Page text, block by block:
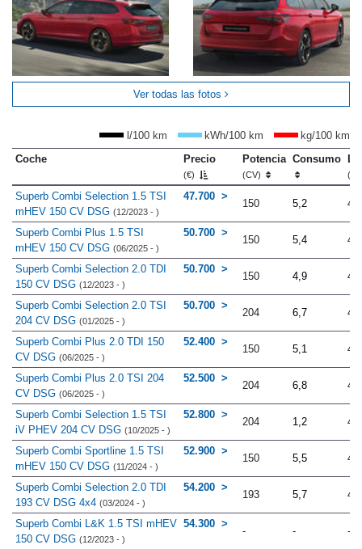
Ver todas las fotos
l/100 km kWh/100 km
kg/100 km
Coche
Precio
(€)
Potencia
(CV)
Consumo
Superb Combi Selection 1.5 TSI
mHEV 150 CV DSG (12/2023 - )
47.700
150 5,2
Superb Combi Plus 1.5 TSI
mHEV 150 CV DSG (06/2025 - )
50.700
150 5,4
Superb Combi Selection 2.0 TDI
150 CV DSG (12/2023 - )
50.700
150 4,9
Superb Combi Selection 2.0 TSI
204 CV DSG (01/2025 - )
50.700
204 6,7
Superb Combi Plus 2.0 TDI 150
CV DSG (06/2025 - )
52.400
150 5,1
Superb Combi Plus 2.0 TSI 204
CV DSG (06/2025 - )
52.500
204 6,8
Superb Combi Selection 1.5 TSI
iV PHEV 204 CV DSG (10/2025 - )
52.800
204 1,2
Superb Combi Sportline 1.5 TSI
mHEV 150 CV DSG (11/2024 - )
52.900
150 5,5
Superb Combi Selection 2.0 TDI
193 CV DSG 4x4 (03/2024 - )
54.200
193 5,7
Superb Combi L&K 1.5 TSI mHEV
150 CV DSG (12/2023 - )
54.300
- - -